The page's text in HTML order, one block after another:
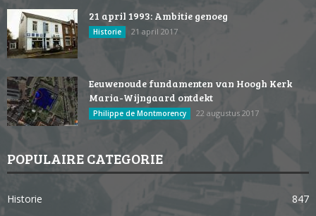
21 april 1993: Ambitie genoeg
Historie 21 april 2017
Eeuwenoude fundamenten van Hoogh Kerk
Maria-Wijngaard ontdekt
Philippe de Montmorency 22 augustus 2017
POPULAIRE CATEGORIE
Historie
847